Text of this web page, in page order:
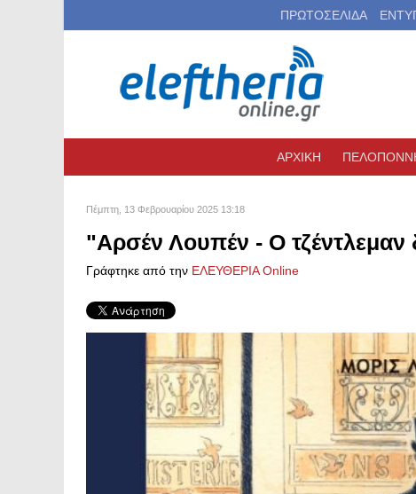
ΠΡΩΤΟΣΕΛΙΔΑ
ΑΡΧΙΚΗ
Πέμπτη, 13 Φεβρουαρίου 2025 13:18
"Αρσέν Λουπέν - Ο τζέντλεμαν
Γράφτηκε από την ΕΛΕΥΘΕΡΙΑ Online